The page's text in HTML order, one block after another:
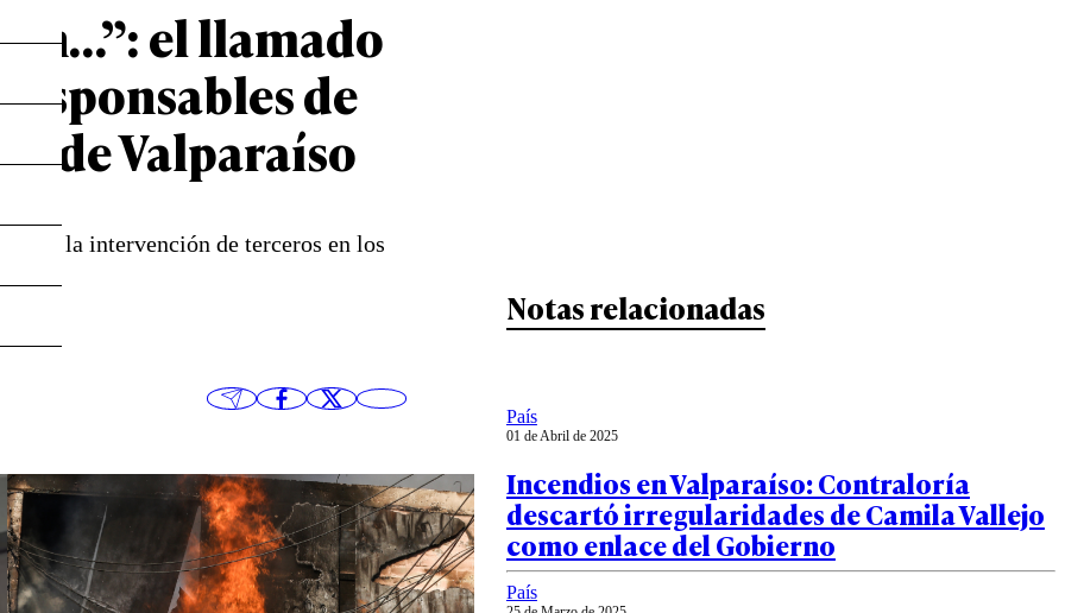
el llamado
de
de Valparaíso
de la intervención de terceros en los
Notas relacionadas
País
01 de Abril de 2025
Incendios en Valparaíso: Contraloría
descartó irregularidades de Camila Vallejo
como enlace del Gobierno
País